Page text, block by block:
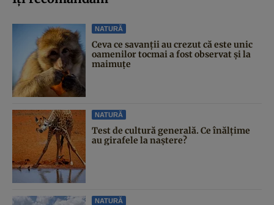
NATURĂ
Ceva ce savanții au crezut că este unic
oamenilor tocmai a fost observat și la
maimuțe
NATURĂ
Test de cultură generală. Ce înălțime
au girafele la naștere?
NATURĂ